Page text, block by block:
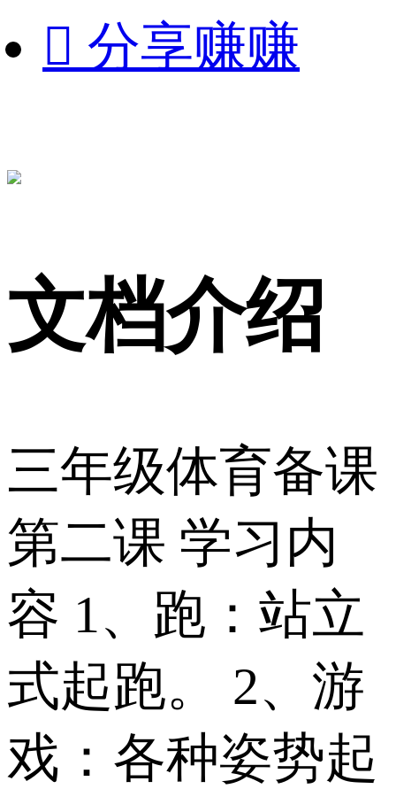
 分享赚赚
文档介绍
三年级体育备课
第二课 学习内
容 1、跑：站立
式起跑。 2、游
戏：各种姿势起